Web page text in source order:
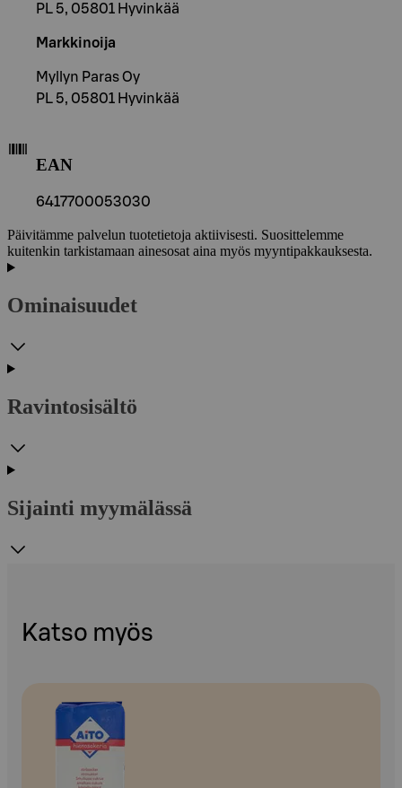
PL 5, 05801 Hyvinkää
Markkinoija
Myllyn Paras Oy
PL 5, 05801 Hyvinkää
EAN
6417700053030
Päivitämme palvelun tuotetietoja aktiivisesti. Suosittelemme
kuitenkin tarkistamaan ainesosat aina myös myyntipakkauksesta.
Ominaisuudet
Ravintosisältö
Sijainti myymälässä
Katso myös